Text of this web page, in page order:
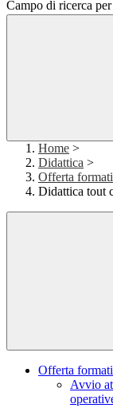
Campo di ricerca
Home >
Didattica >
Offerta
Didattica tout
Offerta
Avvio